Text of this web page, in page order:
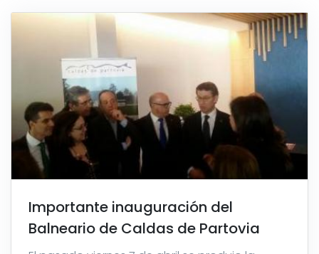
Importante inauguración del
Balneario de Caldas de Partovia